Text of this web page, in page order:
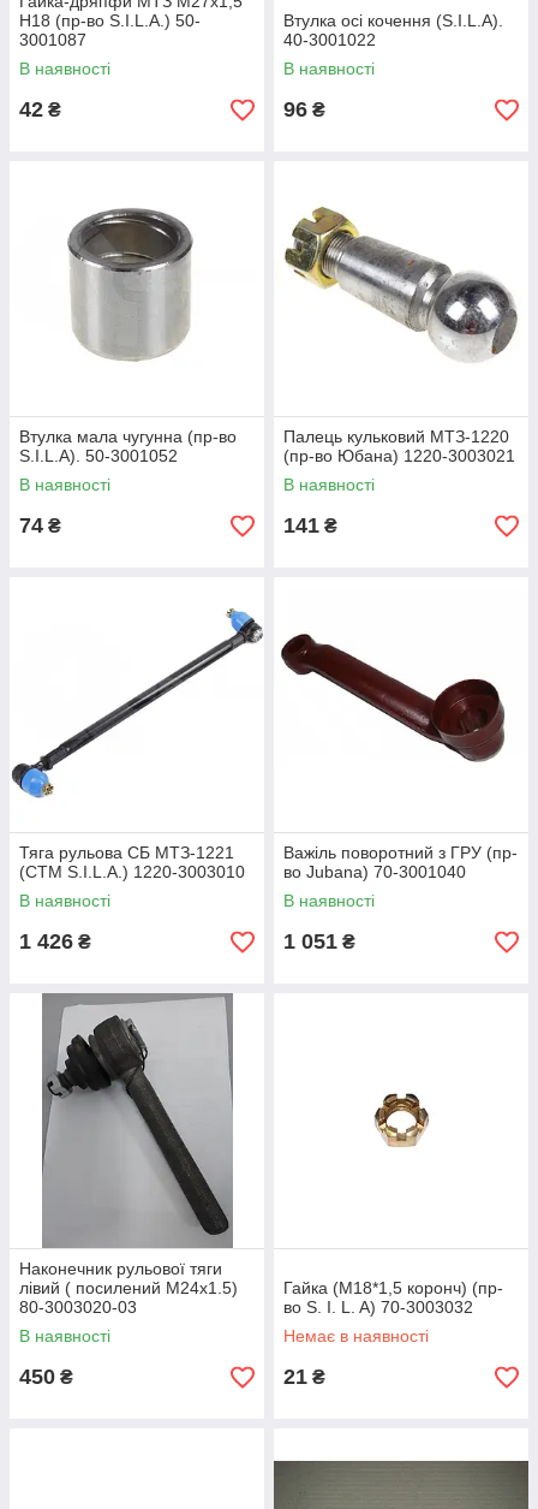
H18 (пр-во S.I.L.A.) 50-
3001087
В наявності
42 ₴
Втулка осі кочення (S.I.L.A).
40-3001022
В наявності
96 ₴
Втулка мала чугунна (пр-во
S.I.L.A). 50-3001052
В наявності
74 ₴
Палець кульковий МТЗ-1220
(пр-во Юбана) 1220-3003021
В наявності
141 ₴
Тяга рульова СБ МТЗ-1221
(СТМ S.I.L.A.) 1220-3003010
В наявності
1 426 ₴
Важіль поворотний з ГРУ (пр-
во Jubana) 70-3001040
В наявності
1 051 ₴
Наконечник рульової тяги
лівий ( посилений М24х1.5)
80-3003020-03
В наявності
450 ₴
Гайка (М18*1,5 коронч) (пр-
во S. I. L. A) 70-3003032
Немає в наявності
21 ₴